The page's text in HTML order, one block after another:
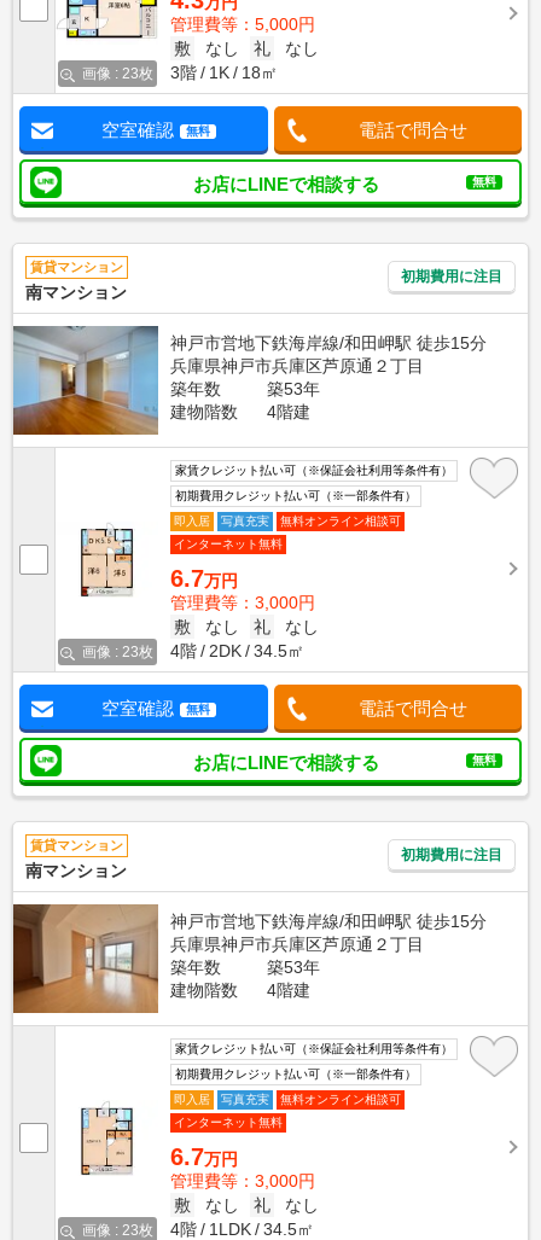
画像 : 23枚
管理費等：5,000円
敷
なし 礼
なし
3階
1K 18㎡
空室確認 無料 電話で問合せ
お店にLINEで相談する 無料
賃貸マンション
南マンション
初期費用に注目
神戸市営地下鉄海岸線/和田岬駅 徒歩15分
兵庫県神戸市兵庫区芦原通２丁目
築年数
築53年
建物階数
4階建
画像 : 23枚
家賃クレジット払い可（※保証会社利用等条件有）
初期費用クレジット払い可（※一部条件有）
即入居
写真充実
無料オンライン相談可
インターネット無料
6.7万円
管理費等：3,000円
敷
なし 礼
なし
4階
2DK 34.5㎡
空室確認 無料 電話で問合せ
お店にLINEで相談する 無料
賃貸マンション
南マンション
初期費用に注目
神戸市営地下鉄海岸線/和田岬駅 徒歩15分
兵庫県神戸市兵庫区芦原通２丁目
築年数
築53年
建物階数
4階建
画像 : 23枚
家賃クレジット払い可（※保証会社利用等条件有）
初期費用クレジット払い可（※一部条件有）
即入居
写真充実
無料オンライン相談可
インターネット無料
6.7万円
管理費等：3,000円
敷
なし 礼
なし
4階
1LDK 34.5㎡